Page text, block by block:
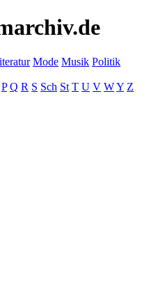
Mode Musik Politik
P Q R S Sch St T U V WY Z